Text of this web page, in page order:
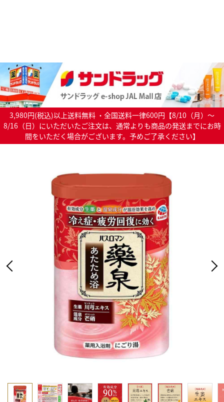
3,980円(税込)以上送料無料 ・全国送料一律600円【8/10（月）～
8/16（日）にいただいたご注文は、通常よりも商品の発送までにお時
間をいただく場合がございます。予めご了承ください】